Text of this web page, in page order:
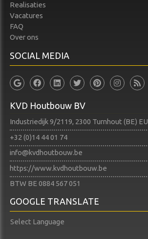
Realisaties
Vacatures
FAQ
Over ons
SOCIAL MEDIA
KVD Houtbouw BV
Industriedijk 9/2119, 2300 Turnhout (BE) EU
+32 (0)14 44 01 74​​​​​​​
info@kvdhoutbouw.be
https://www.kvdhoutbouw.be
BTW BE 0884 567 051
GOOGLE TRANSLATE
Select Language